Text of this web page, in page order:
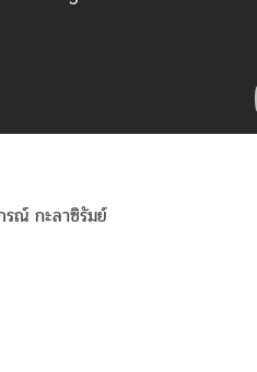
ณ์ กะลาซิรัมย์